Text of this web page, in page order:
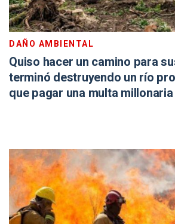
DAÑO AMBIENTAL
Quiso hacer un camino para
terminó destruyendo un río
que pagar una multa millonaria